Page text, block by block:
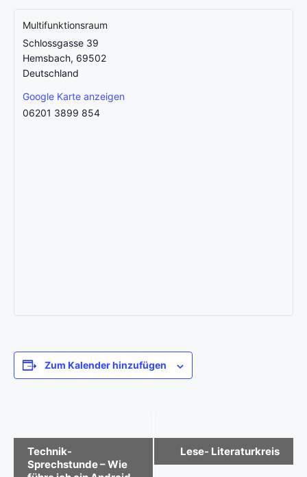
Multifunktionsraum
Schlossgasse 39
Hemsbach, 69502
Deutschland
Google Karte anzeigen
06201 3899 854
Zum Kalender hinzufügen
Technik-
Sprechstunde – Wie
Lese- Literaturkreis